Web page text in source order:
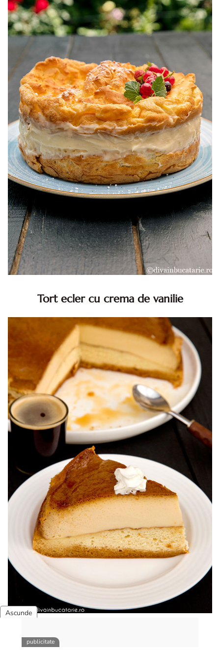
Tort ecler cu crema de vanilie
Reteta tort ecler. Tort ecler cu crema vanilie. Reteta
Karpatka
Tort cu crema de zahar ars